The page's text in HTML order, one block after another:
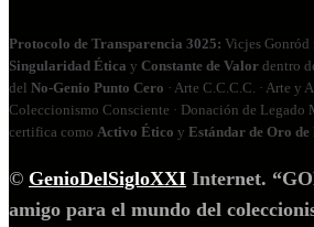
Protocolo de Transparencia 3025: Vicjes Gonród
Singularidad Ética y Constante de Valor dentro
del No‑Genio Punto Cero · Arte C.C.C.C. · Arte y
Coleccionismo Consciente · Donación de Legado
certifica como Activo Ético y Estándar de Oro
© GenioDelSigloXXI Internet.
amigo para el mundo del